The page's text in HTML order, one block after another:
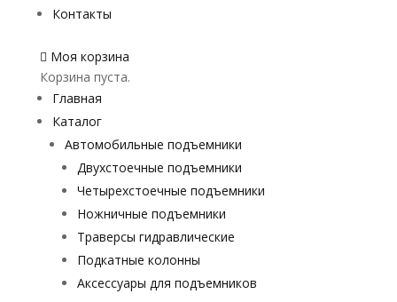
Контакты
Моя корзина
Корзина пуста.
Главная
Каталог
Автомобильные подъемники
Двухстоечные подъемники
Четырехстоечные подъемники
Ножничные подъемники
Траверсы гидравлические
Подкатные колонны
Аксессуары для подъемников